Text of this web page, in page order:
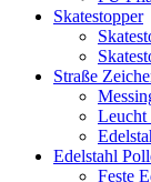
Skatestopper
Straße
Leucht
Edelstahl
Feste